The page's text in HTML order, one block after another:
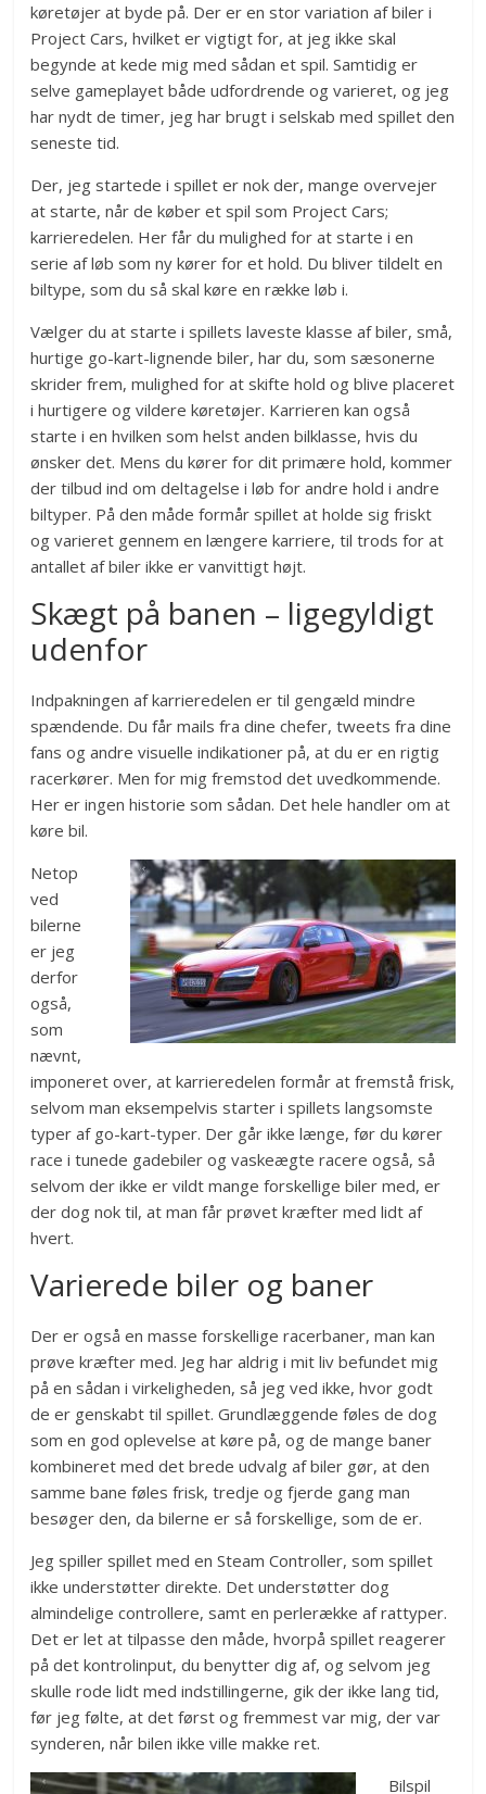
køretøjer at byde på. Der er en stor variation af biler i
Project Cars, hvilket er vigtigt for, at jeg ikke skal
begynde at kede mig med sådan et spil. Samtidig er
selve gameplayet både udfordrende og varieret, og jeg
har nydt de timer, jeg har brugt i selskab med spillet den
seneste tid.
Der, jeg startede i spillet er nok der, mange overvejer
at starte, når de køber et spil som Project Cars;
karrieredelen. Her får du mulighed for at starte i en
serie af løb som ny kører for et hold. Du bliver tildelt en
biltype, som du så skal køre en række løb i.
Vælger du at starte i spillets laveste klasse af biler, små,
hurtige go-kart-lignende biler, har du, som sæsonerne
skrider frem, mulighed for at skifte hold og blive placeret
i hurtigere og vildere køretøjer. Karrieren kan også
starte i en hvilken som helst anden bilklasse, hvis du
ønsker det. Mens du kører for dit primære hold, kommer
der tilbud ind om deltagelse i løb for andre hold i andre
biltyper. På den måde formår spillet at holde sig friskt
og varieret gennem en længere karriere, til trods for at
antallet af biler ikke er vanvittigt højt.
Skægt på banen – ligegyldigt
udenfor
Indpakningen af karrieredelen er til gengæld mindre
spændende. Du får mails fra dine chefer, tweets fra dine
fans og andre visuelle indikationer på, at du er en rigtig
racerkører. Men for mig fremstod det uvedkommende.
Her er ingen historie som sådan. Det hele handler om at
køre bil.
Netop
ved
bilerne
er jeg
derfor
også,
som
nævnt,
imponeret over, at karrieredelen formår at fremstå frisk,
selvom man eksempelvis starter i spillets langsomste
typer af go-kart-typer. Der går ikke længe, før du kører
race i tunede gadebiler og vaskeægte racere også, så
selvom der ikke er vildt mange forskellige biler med, er
der dog nok til, at man får prøvet kræfter med lidt af
hvert.
Varierede biler og baner
Der er også en masse forskellige racerbaner, man kan
prøve kræfter med. Jeg har aldrig i mit liv befundet mig
på en sådan i virkeligheden, så jeg ved ikke, hvor godt
de er genskabt til spillet. Grundlæggende føles de dog
som en god oplevelse at køre på, og de mange baner
kombineret med det brede udvalg af biler gør, at den
samme bane føles frisk, tredje og fjerde gang man
besøger den, da bilerne er så forskellige, som de er.
Jeg spiller spillet med en Steam Controller, som spillet
ikke understøtter direkte. Det understøtter dog
almindelige controllere, samt en perlerække af rattyper.
Det er let at tilpasse den måde, hvorpå spillet reagerer
på det kontrolinput, du benytter dig af, og selvom jeg
skulle rode lidt med indstillingerne, gik der ikke lang tid,
før jeg følte, at det først og fremmest var mig, der var
synderen, når bilen ikke ville makke ret.
Bilspil